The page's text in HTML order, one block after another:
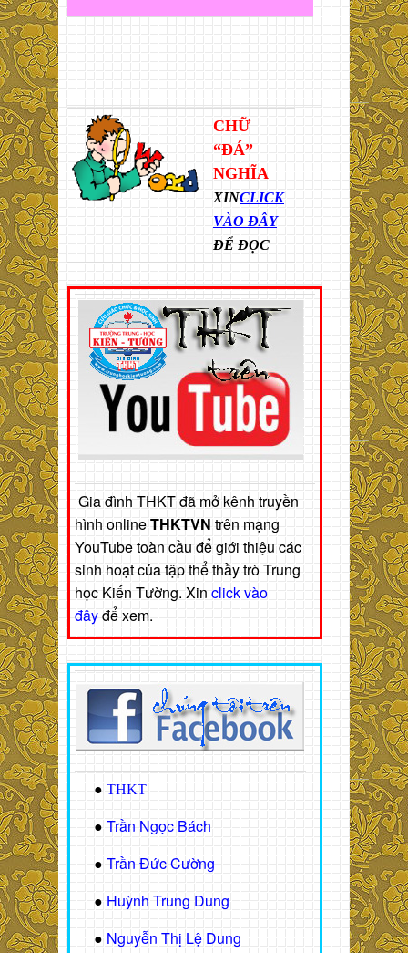
CHỮ
“ĐÁ”
NGHĨA
XINCLICK
VÀO ĐÂY
ĐỂ ĐỌC
Gia đình THKT đã mở kênh truyền
hình onlineTHKTVN trên mạng
YouTube toàn cầu để giới thiệu các
sinh hoạt của tập thể thầy trò Trung
học Kiến Tường. Xin click vào
đâyđể xem.
● THKT
● Trần Ngọc Bách
● Trần Đức Cường
● Huỳnh Trung Dung
● Nguyễn Thị Lệ Dung